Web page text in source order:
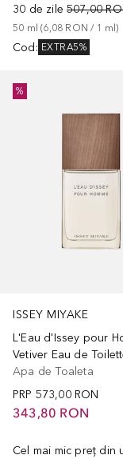
30 de zile 507,00
50 ml (6,08 RON / 1 ml)
Cod : EXTRA5%
ISSEY MIYAKE
L'Eau d'Issey pour
Apa de Toaleta
PRP 573,00 RON
343,80 RON
Cel mai mic preț din
%